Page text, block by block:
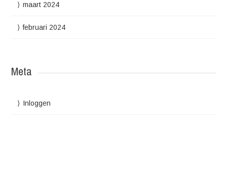
maart 2024
februari 2024
Meta
Inloggen